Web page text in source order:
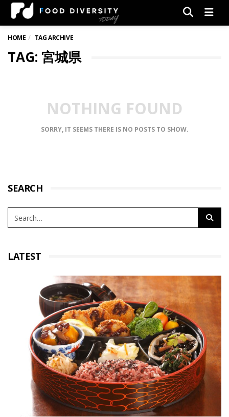
HOME TAG ARCHIVE
TAG: 宮城県
NOTHING FOUND
SORRY, IT SEEMS THERE IS NO POSTS TO SHOW.
SEARCH
LATEST